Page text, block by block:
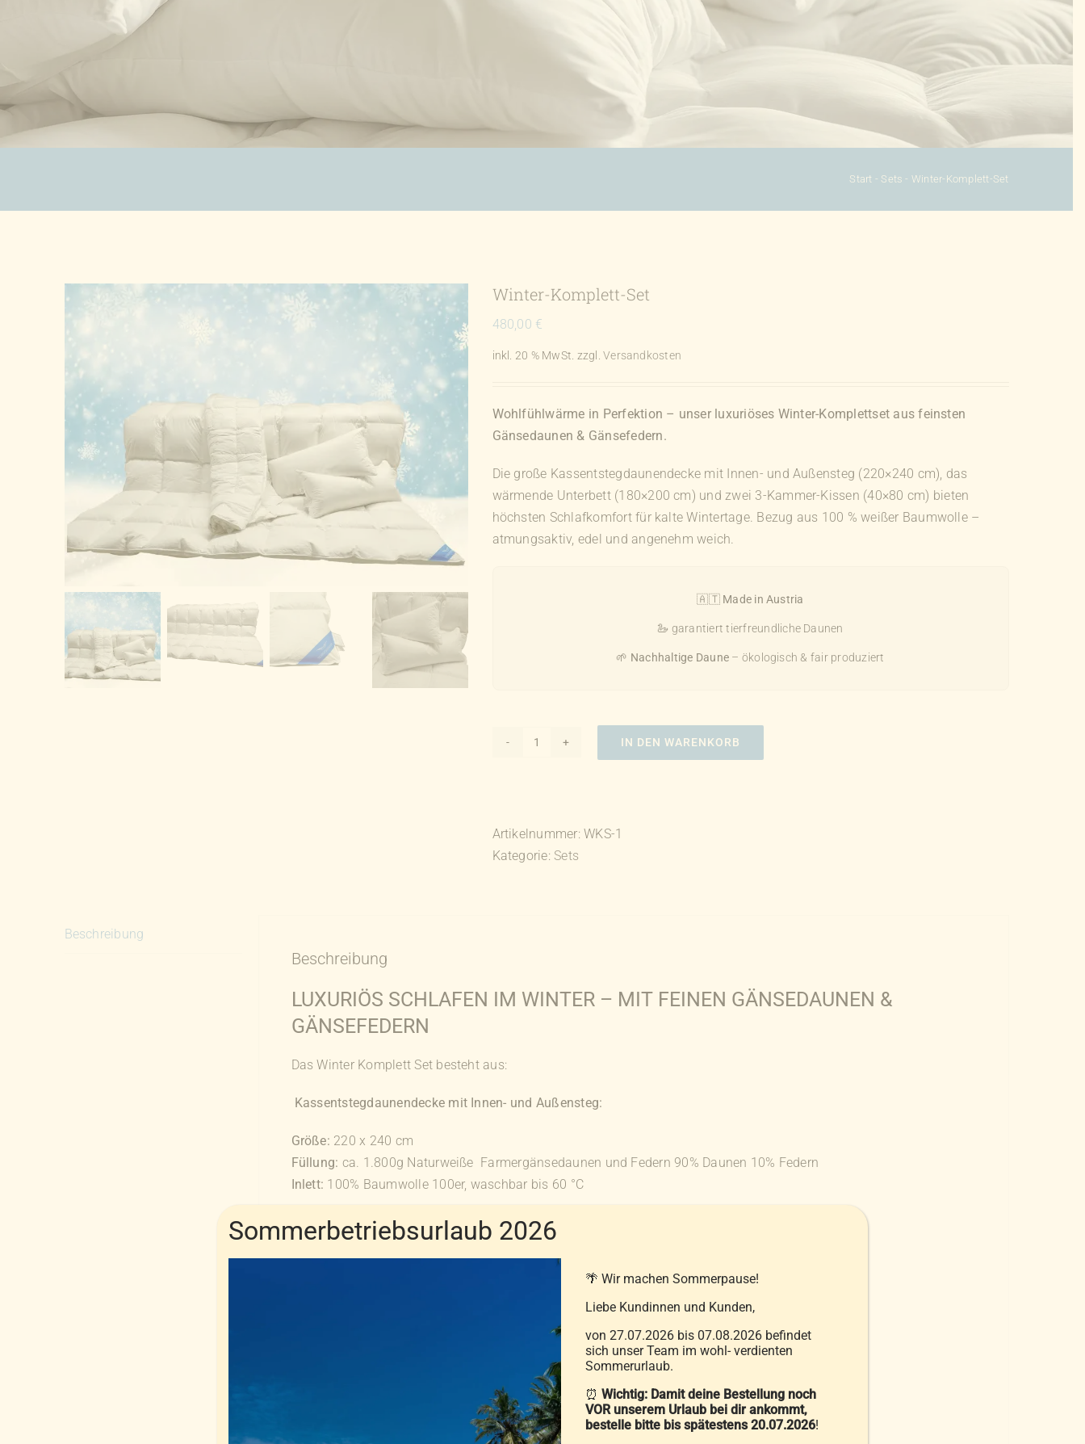
Start - Sets - Winter-Komplett-Set
Winter-Komplett-Set
480,00 €
inkl. 20 % MwSt. zzgl.Versandkosten
Wohlfühlwärme in Perfektion – unser luxuriöses Winter-Komplettset aus feinsten
Gänsedaunen & Gänsefedern.
Die große Kassentstegdaunendecke mit Innen- und Außensteg (220×240 cm), das
wärmende Unterbett (180×200 cm) und zwei 3-Kammer-Kissen (40×80 cm) bieten
höchsten Schlafkomfort für kalte Wintertage. Bezug aus 100 % weißer Baumwolle –
atmungsaktiv, edel und angenehm weich.
🇦🇹 Made in Austria
🦢 garantiert tierfreundliche Daunen
🌱 Nachhaltige Daune – ökologisch & fair produziert
IN DEN WARENKORB
Artikelnummer:WKS-1
Kategorie: Sets
Beschreibung
Beschreibung
LUXURIÖS SCHLAFEN IM WINTER – MIT FEINEN GÄNSEDAUNEN &
GÄNSEFEDERN
Das Winter Komplett Set besteht aus:
Kassentstegdaunendecke mit Innen- und Außensteg:
Größe: 220 x 240 cm
Füllung: ca. 1.800g Naturweiße Farmergänsedaunen und Federn 90% Daunen 10% Federn
Inlett: 100% Baumwolle 100er, waschbar bis 60 °C
3-Kammer-Kopfkissen:
neu naturweiße Freiland-Gänsefedern und -Daunen, 90% Federn 10% Daunen
: neu naturweiße Freilanddaunen und -Federn, 90% Daunen 10% Federn
100% Baumwolle 100er , waschbar bis 60 °C
Sommerbetriebsurlaub 2026
🌴 Wir machen Sommerpause!
Liebe Kundinnen und Kunden,
von 27.07.2026 bis 07.08.2026 befindet
sich unser Team im wohl- verdienten
Sommerurlaub.
⏰ Wichtig: Damit deine Bestellung noch
VOR unserem Urlaub bei dir ankommt,
bestelle bitte bis spätestens 20.07.2026!